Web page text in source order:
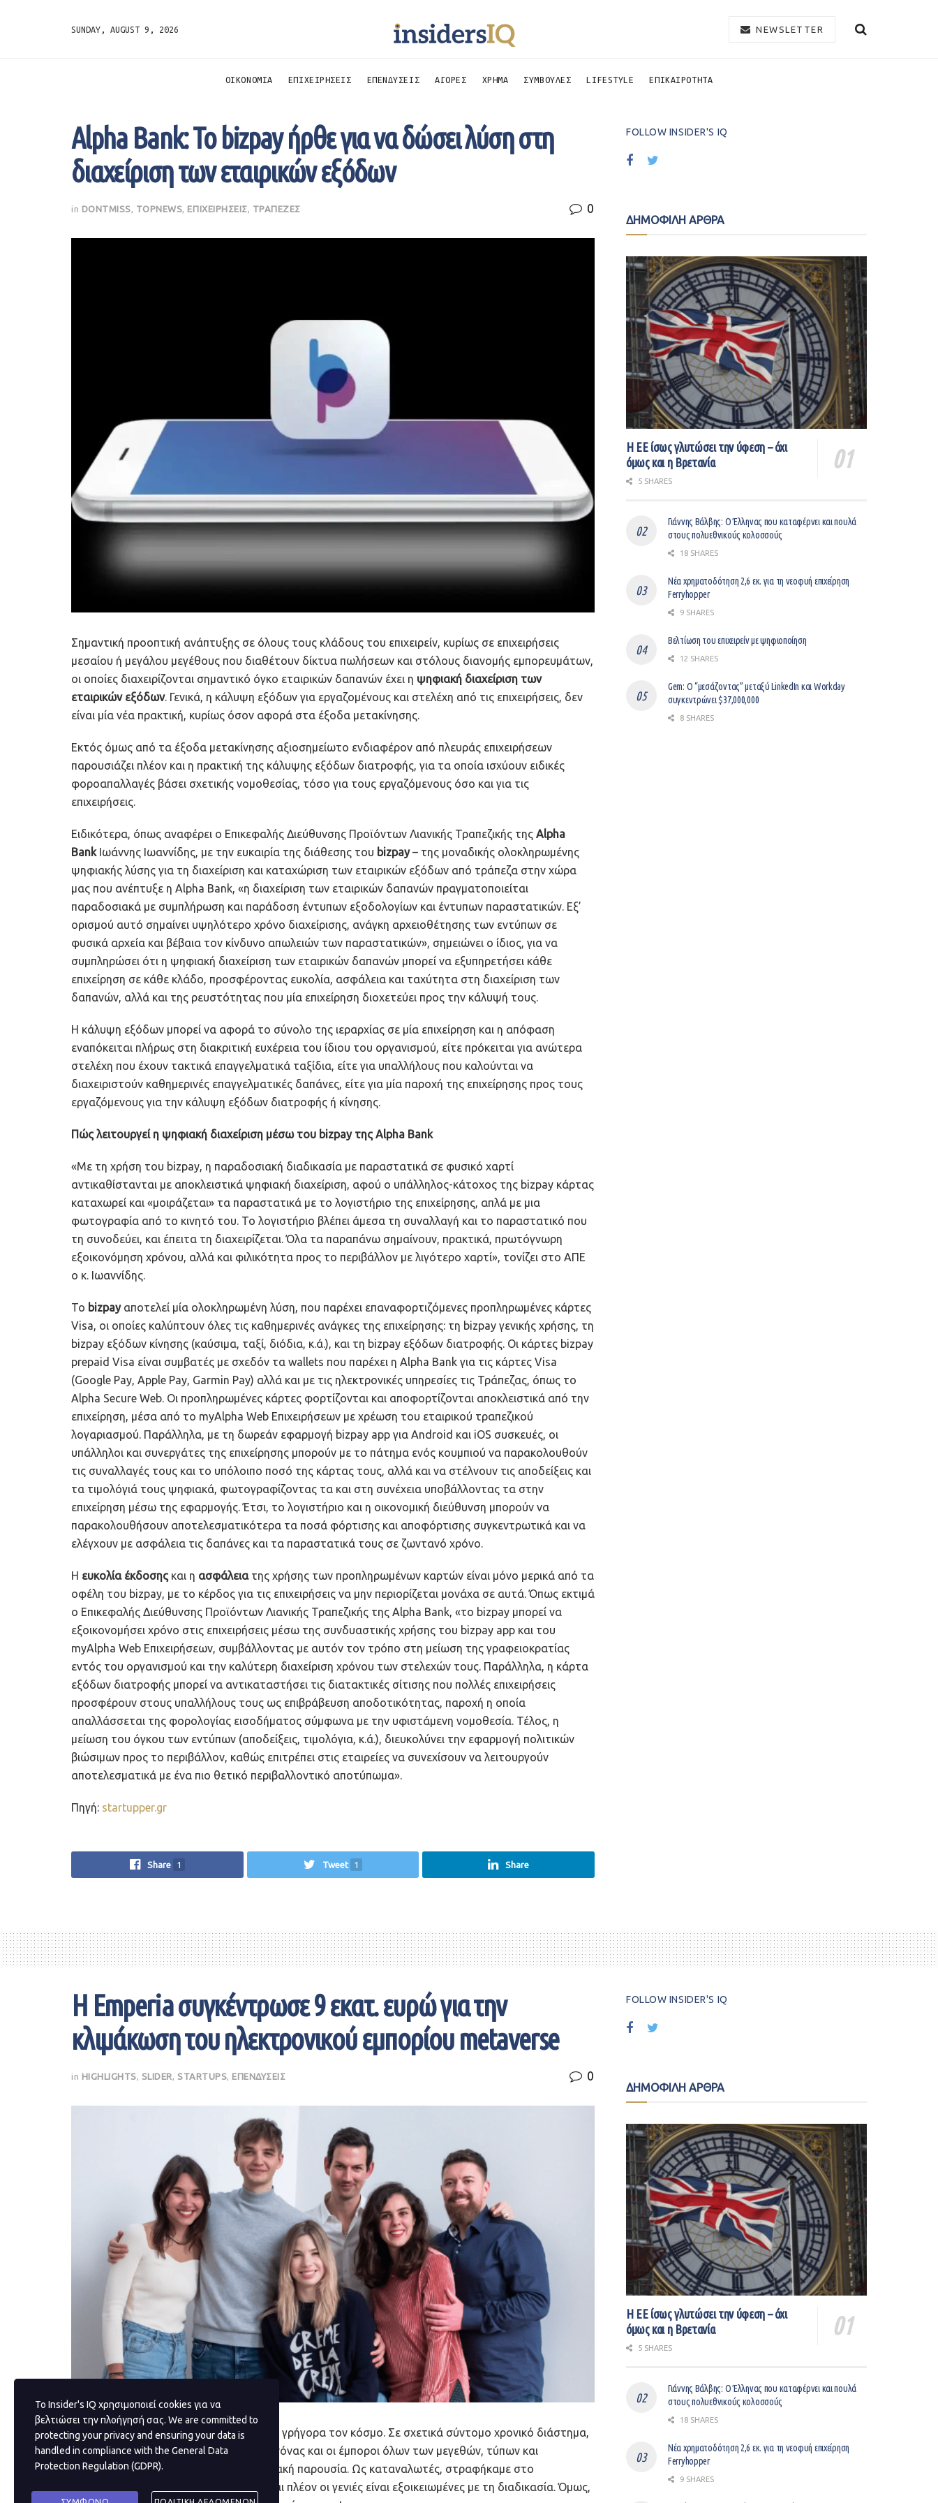
SUNDAY, AUGUST 9, 2026 NEWSLETTER
ΟΙΚΟΝΟΜΙΑ ΕΠΙΧΕΙΡΗΣΕΙΣ ΕΠΕΝΔΥΣΕΙΣ ΑΓΟΡΕΣ ΧΡΗΜΑ ΣΥΜΒΟΥΛΕΣ LIFESTYLE ΕΠΙΚΑΙΡΟΤΗΤΑ
Alpha Bank: Το bizpay ήρθε για να δώσει λύση στη
διαχείριση των εταιρικών εξόδων
in DONTMISS TOPNEWS ΕΠΙΧΕΙΡΗΣΕΙΣ ΤΡΑΠΕΖΕΣ 0
Σημαντική προοπτική ανάπτυξης σε όλους τους κλάδους του επιχειρείν, κυρίως σε επιχειρήσεις
μεσαίου ή μεγάλου μεγέθους που διαθέτουν δίκτυα πωλήσεων και στόλους διανομής εμπορευμάτων,
οι οποίες διαχειρίζονται σημαντικό όγκο εταιρικών δαπανών έχει η ψηφιακή διαχείριση των
εταιρικών εξόδων. Γενικά, η κάλυψη εξόδων για εργαζομένους και στελέχη από τις επιχειρήσεις, δεν
είναι μία νέα πρακτική, κυρίως όσον αφορά στα έξοδα μετακίνησης.
Εκτός όμως από τα έξοδα μετακίνησης αξιοσημείωτο ενδιαφέρον από πλευράς επιχειρήσεων
παρουσιάζει πλέον και η πρακτική της κάλυψης εξόδων διατροφής, για τα οποία ισχύουν ειδικές
φοροαπαλλαγές βάσει σχετικής νομοθεσίας, τόσο για τους εργαζόμενους όσο και για τις
επιχειρήσεις.
Ειδικότερα, όπως αναφέρει ο Επικεφαλής Διεύθυνσης Προϊόντων Λιανικής Τραπεζικής της Alpha
BankΙωάννης Ιωαννίδης, με την ευκαιρία της διάθεσης του bizpay– της μοναδικής ολοκληρωμένης
ψηφιακής λύσης για τη διαχείριση και καταχώριση των εταιρικών εξόδων από τράπεζα στην χώρα
μας που ανέπτυξε η Alpha Bank, «η διαχείριση των εταιρικών δαπανών πραγματοποιείται
παραδοσιακά με συμπλήρωση και παράδοση έντυπων εξοδολογίων και έντυπων παραστατικών. Εξ’
ορισμού αυτό σημαίνει υψηλότερο χρόνο διαχείρισης, ανάγκη αρχειοθέτησης των εντύπων σε
φυσικά αρχεία και βέβαια τον κίνδυνο απωλειών των παραστατικών», σημειώνει ο ίδιος, για να
συμπληρώσει ότι η ψηφιακή διαχείριση των εταιρικών δαπανών μπορεί να εξυπηρετήσει κάθε
επιχείρηση σε κάθε κλάδο, προσφέροντας ευκολία, ασφάλεια και ταχύτητα στη διαχείριση των
δαπανών, αλλά και της ρευστότητας που μία επιχείρηση διοχετεύει προς την κάλυψή τους.
Η κάλυψη εξόδων μπορεί να αφορά το σύνολο της ιεραρχίας σε μία επιχείρηση και η απόφαση
εναπόκειται πλήρως στη διακριτική ευχέρεια του ίδιου του οργανισμού, είτε πρόκειται για ανώτερα
στελέχη που έχουν τακτικά επαγγελματικά ταξίδια, είτε για υπαλλήλους που καλούνται να
διαχειριστούν καθημερινές επαγγελματικές δαπάνες, είτε για μία παροχή της επιχείρησης προς τους
εργαζόμενους για την κάλυψη εξόδων διατροφής ή κίνησης.
Πώς λειτουργεί η ψηφιακή διαχείριση μέσω του bizpay της Alpha Bank
«Με τη χρήση του bizpay, η παραδοσιακή διαδικασία με παραστατικά σε φυσικό χαρτί
αντικαθίστανται με αποκλειστικά ψηφιακή διαχείριση, αφού ο υπάλληλος-κάτοχος της bizpay κάρτας
καταχωρεί και «μοιράζεται» τα παραστατικά με το λογιστήριο της επιχείρησης, απλά με μια
φωτογραφία από το κινητό του. Το λογιστήριο βλέπει άμεσα τη συναλλαγή και το παραστατικό που
τη συνοδεύει, και έπειτα τη διαχειρίζεται. Όλα τα παραπάνω σημαίνουν, πρακτικά, πρωτόγνωρη
εξοικονόμηση χρόνου, αλλά και φιλικότητα προς το περιβάλλον με λιγότερο χαρτί», τονίζει στο ΑΠΕ
ο κ. Ιωαννίδης.
Το bizpayαποτελεί μία ολοκληρωμένη λύση, που παρέχει επαναφορτιζόμενες προπληρωμένες κάρτες
Visa, οι οποίες καλύπτουν όλες τις καθημερινές ανάγκες της επιχείρησης: τη bizpay γενικής χρήσης, τη
bizpay εξόδων κίνησης (καύσιμα, ταξί, διόδια, κ.ά.), και τη bizpay εξόδων διατροφής. Οι κάρτες bizpay
prepaid Visa είναι συμβατές με σχεδόν τα wallets που παρέχει η Alpha Bank για τις κάρτες Visa
(Google Pay, Apple Pay, Garmin Pay) αλλά και με τις ηλεκτρονικές υπηρεσίες τις Τράπεζας, όπως το
Alpha Secure Web. Οι προπληρωμένες κάρτες φορτίζονται και αποφορτίζονται αποκλειστικά από την
επιχείρηση, μέσα από το myAlpha Web Επιχειρήσεων με χρέωση του εταιρικού τραπεζικού
λογαριασμού. Παράλληλα, με τη δωρεάν εφαρμογή bizpay app για Android και iOS συσκευές, οι
υπάλληλοι και συνεργάτες της επιχείρησης μπορούν με το πάτημα ενός κουμπιού να παρακολουθούν
τις συναλλαγές τους και το υπόλοιπο ποσό της κάρτας τους, αλλά και να στέλνουν τις αποδείξεις και
τα τιμολόγιά τους ψηφιακά, φωτογραφίζοντας τα και στη συνέχεια υποβάλλοντας τα στην
επιχείρηση μέσω της εφαρμογής. Έτσι, το λογιστήριο και η οικονομική διεύθυνση μπορούν να
παρακολουθήσουν αποτελεσματικότερα τα ποσά φόρτισης και αποφόρτισης συγκεντρωτικά και να
ελέγχουν με ασφάλεια τις δαπάνες και τα παραστατικά τους σε ζωντανό χρόνο.
Η ευκολία έκδοσης και η ασφάλειατης χρήσης των προπληρωμένων καρτών είναι μόνο μερικά από τα
οφέλη του bizpay, με το κέρδος για τις επιχειρήσεις να μην περιορίζεται μονάχα σε αυτά. Όπως εκτιμά
ο Επικεφαλής Διεύθυνσης Προϊόντων Λιανικής Τραπεζικής της Alpha Bank, «το bizpay μπορεί να
εξοικονομήσει χρόνο στις επιχειρήσεις μέσω της συνδυαστικής χρήσης του bizpay app και του
myAlpha Web Επιχειρήσεων, συμβάλλοντας με αυτόν τον τρόπο στη μείωση της γραφειοκρατίας
εντός του οργανισμού και την καλύτερη διαχείριση χρόνου των στελεχών τους. Παράλληλα, η κάρτα
εξόδων διατροφής μπορεί να αντικαταστήσει τις διατακτικές σίτισης που πολλές επιχειρήσεις
προσφέρουν στους υπαλλήλους τους ως επιβράβευση αποδοτικότητας, παροχή η οποία
απαλλάσσεται της φορολογίας εισοδήματος σύμφωνα με την υφιστάμενη νομοθεσία. Τέλος, η
μείωση του όγκου των εντύπων (αποδείξεις, τιμολόγια, κ.ά.), διευκολύνει την εφαρμογή πολιτικών
βιώσιμων προς το περιβάλλον, καθώς επιτρέπει στις εταιρείες να συνεχίσουν να λειτουργούν
αποτελεσματικά με ένα πιο θετικό περιβαλλοντικό αποτύπωμα».
Πηγή: startupper.gr
Share 1 Tweet 1 Share
FOLLOW INSIDER'S IQ
ΔΗΜΟΦΙΛΗ ΑΡΘΡΑ
Η ΕΕ ίσως γλυτώσει την ύφεση – όχι
όμως και η Βρετανία
5 SHARES
Γιάννης Βάλβης: O Έλληνας που καταφέρνει και πουλά
στους πολυεθνικούς κολοσσούς
18 SHARES
Νέα χρηματοδότηση 2,6 εκ. για τη νεοφυή επιχείρηση
Ferryhopper
9 SHARES
Βελτίωση του επιχειρείν με ψηφιοποίηση
12 SHARES
Gem: Ο “μεσάζοντας” μεταξύ LinkedIn και Workday
συγκεντρώνει $37,000,000
8 SHARES
Η Emperia συγκέντρωσε 9 εκατ. ευρώ για την
κλιμάκωση του ηλεκτρονικού εμπορίου metaverse
in HIGHLIGHTS SLIDER STARTUPS ΕΠΕΝΔΥΣΕΙΣ 0
Το ηλεκτρονικό εμπόριο έχει κατακλύσει γρήγορα τον κόσμο. Σε σχετικά σύντομο χρονικό διάστημα,
οι ηλεκτρονικές αγορές έχουν γίνει ο κανόνας και οι έμποροι όλων των μεγεθών, τύπων και
τοποθεσιών αξιοποιούν πλέον μια ψηφιακή παρουσία. Ως καταναλωτές, στραφήκαμε στο
ηλεκτρονικό εμπόριο αρκετά γρήγορα και πλέον οι γενιές είναι εξοικειωμένες με τη διαδικασία. Όμως,
FOLLOW INSIDER'S IQ
ΔΗΜΟΦΙΛΗ ΑΡΘΡΑ
Η ΕΕ ίσως γλυτώσει την ύφεση – όχι
όμως και η Βρετανία
5 SHARES
Γιάννης Βάλβης: O Έλληνας που καταφέρνει και πουλά
στους πολυεθνικούς κολοσσούς
18 SHARES
Νέα χρηματοδότηση 2,6 εκ. για τη νεοφυή επιχείρηση
Ferryhopper
9 SHARES
Το Insider's IQ χρησιμοποιεί cookies για να
βελτιώσει την πλοήγησή σας. We are committed to
protecting your privacy and ensuring your data is
handled in compliance with the General Data
Protection Regulation (GDPR).